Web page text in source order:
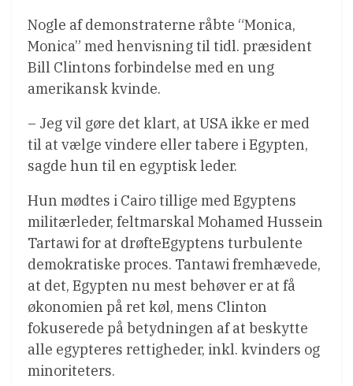
Nogle af demonstraterne råbte “Monica,
Monica” med henvisning til tidl. præsident
Bill Clintons forbindelse med en ung
amerikansk kvinde.
– Jeg vil gøre det klart, at USA ikke er med
til at vælge vindere eller tabere i Egypten,
sagde hun til en egyptisk leder.
Hun mødtes i Cairo tillige med Egyptens
militærleder, feltmarskal Mohamed Hussein
Tartawi for at drøfteEgyptens turbulente
demokratiske proces. Tantawi fremhævede,
at det, Egypten nu mest behøver er at få
økonomien på ret køl, mens Clinton
fokuserede på betydningen af at beskytte
alle egypteres rettigheder, inkl. kvinders og
minoriteters.